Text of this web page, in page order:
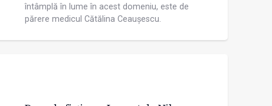
întâmplă în lume în acest domeniu, este de
părere medicul Cătălina Ceaușescu.